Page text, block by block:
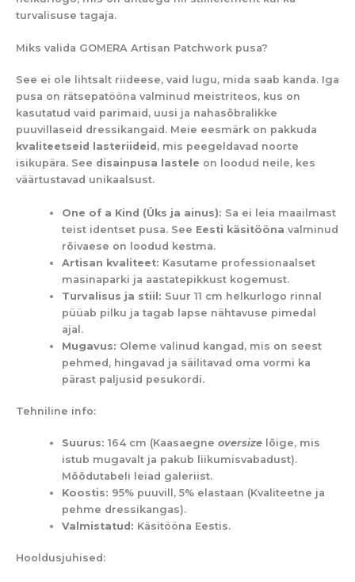
turvalisuse tagaja.
Miks valida GOMERA Artisan Patchwork pusa?
See ei ole lihtsalt riideese, vaid lugu, mida saab kanda. Iga
pusa on rätsepatööna valminud meistriteos, kus on
kasutatud vaid parimaid, uusi ja nahasõbralikke
puuvillaseid dressikangaid. Meie eesmärk on pakkuda
kvaliteetseid lasteriideid , mis peegeldavad noorte
isikupära. See disainpusa lastele on loodud neile, kes
väärtustavad unikaalsust.
One of a Kind (Üks ja ainus): Sa ei leia maailmast
teist identset pusa. See Eesti käsitööna valminud
rõivaese on loodud kestma.
Artisan kvaliteet: Kasutame professionaalset
masinaparki ja aastatepikkust kogemust.
Turvalisus ja stiil: Suur 11 cm helkurlogo rinnal
püüab pilku ja tagab lapse nähtavuse pimedal
ajal.
Mugavus: Oleme valinud kangad, mis on seest
pehmed, hingavad ja säilitavad oma vormi ka
pärast paljusid pesukordi.
Tehniline info:
Suurus: 164 cm (Kaasaegneoversize lõige, mis
istub mugavalt ja pakub liikumisvabadust).
Mõõdutabeli leiad galeriist.
Koostis: 95% puuvill, 5% elastaan (Kvaliteetne ja
pehme dressikangas).
Valmistatud: Käsitööna Eestis.
Hooldusjuhised: